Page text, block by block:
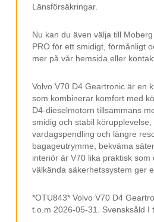
Keyless Go
Elmanövrerad Baklucka
Rattvärme
Parkeringsvärmare
Eluppvärmd vindruta
Stolsvärme Fram Och Bak
2 Klimatzoner ACC
Multifunktionsratt
Infällbara Sidospeglar
Länsförsäkringar.
Nu kan du även välja till
PRO för ett smidigt, förmånligt
mer på vår hemsida eller
Volvo V70 D4 Geartronic är en
som kombinerar komfort med
D4-dieselmotorn tillsammans
smidig och stabil
vardagspendling och längre
bagageutrymme, bekväma
interiör är V70 lika praktisk som
välkända säkerhetssystem ger
*OTU843* Volvo V70 D4
t.o.m 2026-05-31. Svensksåld I